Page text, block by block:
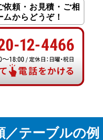
依頼・お見積・ご相
からどうぞ！
／テーブルの例